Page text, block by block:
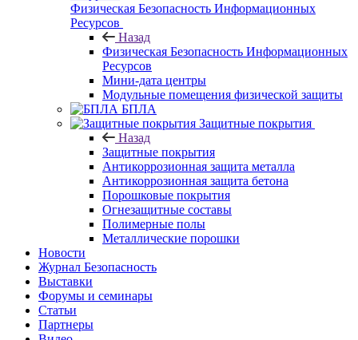
Физическая Безопасность Информационных
Ресурсов
Назад
Физическая Безопасность Информационных
Ресурсов
Мини-дата центры
Модульные помещения физической защиты
БПЛА
Защитные покрытия
Назад
Защитные покрытия
Антикоррозионная защита металла
Антикоррозионная защита бетона
Порошковые покрытия
Огнезащитные составы
Полимерные полы
Металлические порошки
Новости
Журнал Безопасность
Выставки
Форумы и семинары
Статьи
Партнеры